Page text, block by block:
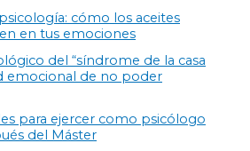
cómo los aceites
en tus emociones
del “síndrome de la casa
emocional de no poder
para ejercer como psicólogo
del Máster